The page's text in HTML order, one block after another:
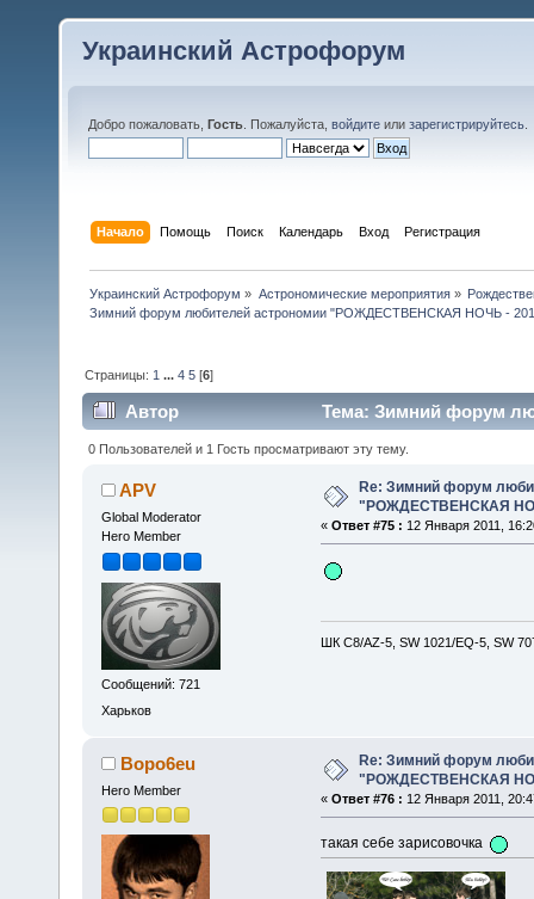
Украинский Астрофорум
Добро пожаловать, Гость . Пожалуйста, войдите или зарегистрируйтесь
Начало Помощь Поиск Календарь Вход Регистрация
Украинский Астрофорум » Астрономические мероприятия»
Зимний форум любителей астрономии "РОЖДЕСТВЕНСКАЯ НОЧЬ -
Страницы: 1 ...4 5 [6]
Автор
Тема: Зимний форум
(Прочитано 112420 раз)
0 Пользователей и 1 Гость просматривают эту тему.
APV
Global Moderator
Hero Member
Сообщений: 721
Харьков
Re: Зимний форум
"РОЖДЕСТВЕНСКАЯ
« Ответ #75 : 12 Января 2011,
ШК С8/AZ-5, SW 1021/EQ-5, SW
Bopo6eu
Hero Member
Re: Зимний форум
"РОЖДЕСТВЕНСКАЯ
« Ответ #76 : 12 Января 2011,
такая себе зарисовочка